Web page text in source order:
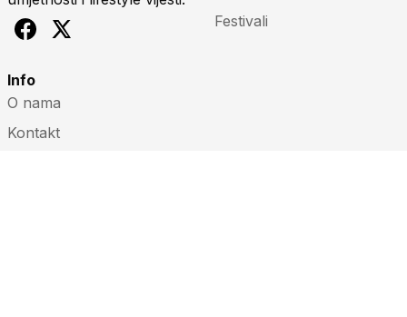
Festivali
Info
O nama
Kontakt